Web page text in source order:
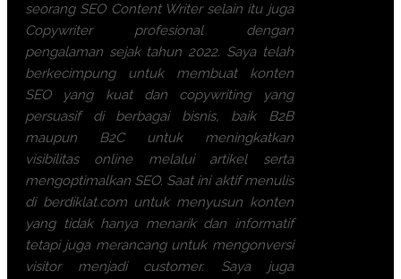
seorang SEO Content Writer selain itu juga
Copywriter profesional dengan
pengalaman sejak tahun 2022. Saya telah
berkecimpung untuk membuat konten
SEO yang kuat dan copywriting yang
persuasif di berbagai bisnis, baik B2B
maupun B2C untuk meningkatkan
visibilitas online melalui artikel serta
mengoptimalkan SEO. Saat ini aktif menulis
di berdiklat.com untuk menyusun konten
yang tidak hanya menarik dan informatif
tetapi juga merancang untuk mengonversi
visitor menjadi customer. Saya juga